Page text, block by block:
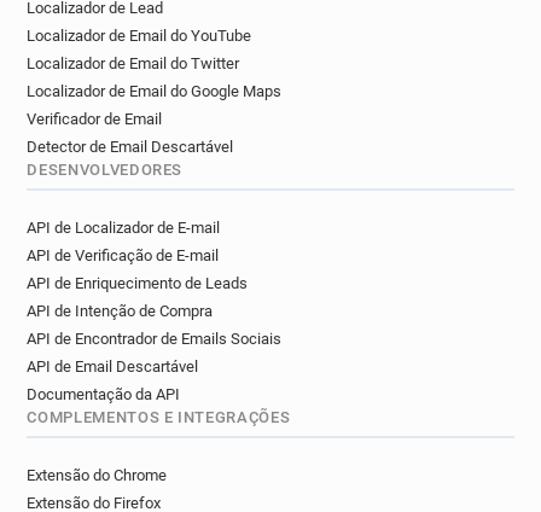
Localizador de Lead
Localizador de Email do YouTube
Localizador de Email do Twitter
Localizador de Email do Google Maps
Verificador de Email
Detector de Email Descartável
DESENVOLVEDORES
API de Localizador de E-mail
API de Verificação de E-mail
API de Enriquecimento de Leads
API de Intenção de Compra
API de Encontrador de Emails Sociais
API de Email Descartável
Documentação da API
COMPLEMENTOS E INTEGRAÇÕES
Extensão do Chrome
Extensão do Firefox